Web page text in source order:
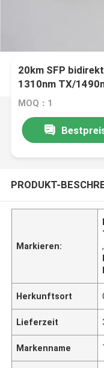
20km SFP
1310nm TX/
MOQ：1
PRODUKT-
Markieren:
,
Herkunftsort
Lieferzeit
Markenname